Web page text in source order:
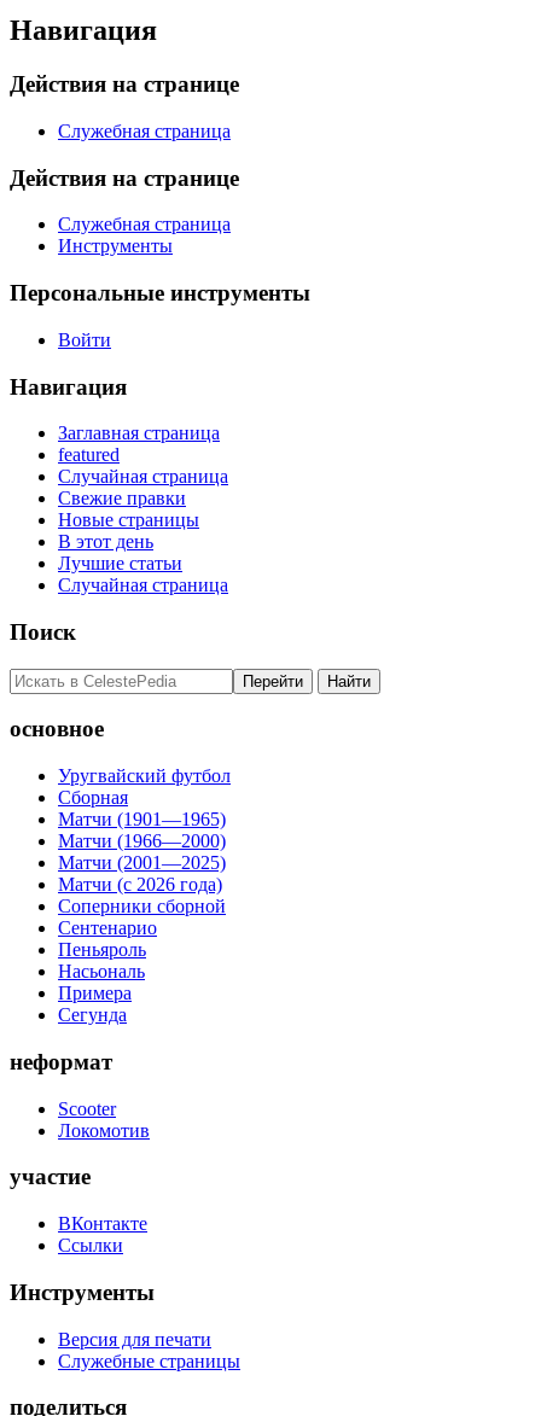
Навигация
Действия на странице
Служебная страница
Действия на странице
Служебная страница
Инструменты
Персональные инструменты
Войти
Навигация
Заглавная страница
featured
Случайная страница
Свежие правки
Новые страницы
В этот день
Лучшие статьи
Случайная страница
Поиск
основное
Уругвайский футбол
Сборная
Матчи (1901—1965)
Матчи (1966—2000)
Матчи (2001—2025)
Матчи (с 2026 года)
Соперники сборной
Сентенарио
Пеньяроль
Насьональ
Примера
Сегунда
неформат
Scooter
Локомотив
участие
ВКонтакте
Ссылки
Инструменты
Версия для печати
Служебные страницы
поделиться